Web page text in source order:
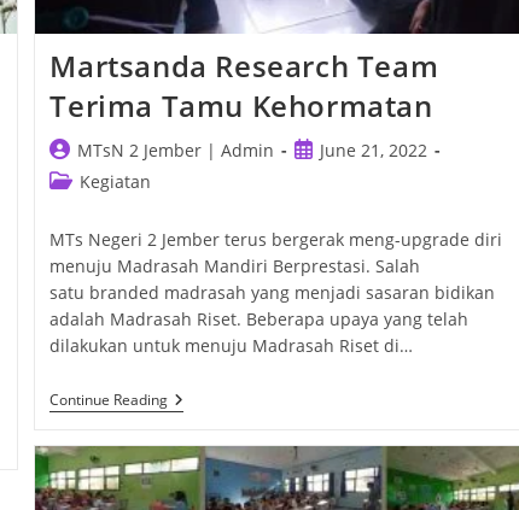
Martsanda Research Team
Terima Tamu Kehormatan
Post
author:
MTsN 2 Jember | Admin
PostJune 21, 2022
PostKegiatan
MTs Negeri 2 Jember terus bergerak meng-upgrade diri
menuju Madrasah Mandiri Berprestasi. Salah
satu branded madrasah yang menjadi sasaran bidikan
adalah Madrasah Riset. Beberapa upaya yang telah
dilakukan untuk menuju Madrasah Riset di…
Continue ReadingMartsanda
Research
Terima
Tamu
Kehormatan